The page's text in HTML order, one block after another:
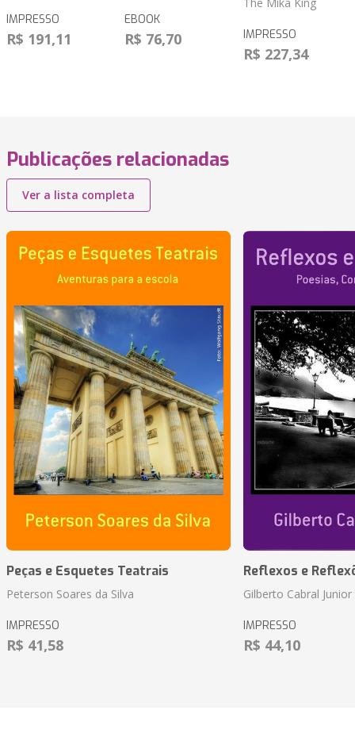
IMPRESSO
R$ 191,11
EBOOK
R$ 76,70 IMPRESSO
R$ 227,34
Publicações relacionadas
Ver a lista completa
Peças e Esquetes Teatrais
Peterson Soares da Silva
IMPRESSO
R$ 41,58
Reflexos e
Gilberto Cabral Junior
IMPRESSO
R$ 44,10